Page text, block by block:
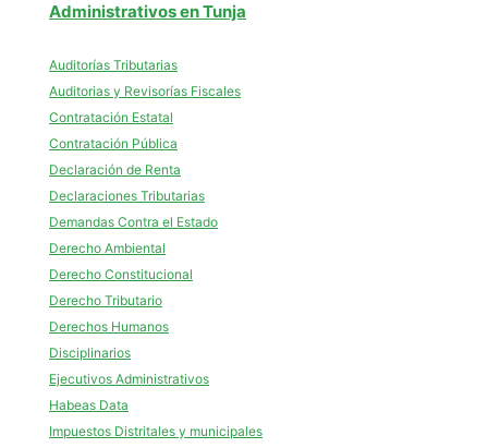
Administrativos en Tunja
Auditorías Tributarias
Auditorias y Revisorías Fiscales
Contratación Estatal
Contratación Pública
Declaración de Renta
Declaraciones Tributarias
Demandas Contra el Estado
Derecho Ambiental
Derecho Constitucional
Derecho Tributario
Derechos Humanos
Disciplinarios
Ejecutivos Administrativos
Habeas Data
Impuestos Distritales y municipales